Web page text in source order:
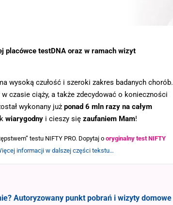
placówce testDNA oraz w ramach wizyt
wysoką czułość i szeroki zakres badanych chorób.
w czasie ciąży, a także zdecydować o konieczności
wykonany już ponad 6 mln razy na całym
wiarygodny i cieszy się zaufaniem Mam!
testu NIFTY PRO. Dopytaj ooryginalny test NIFTY
informacji w dalszej części tekstu…
Autoryzowany punkt pobrań i wizyty domowe